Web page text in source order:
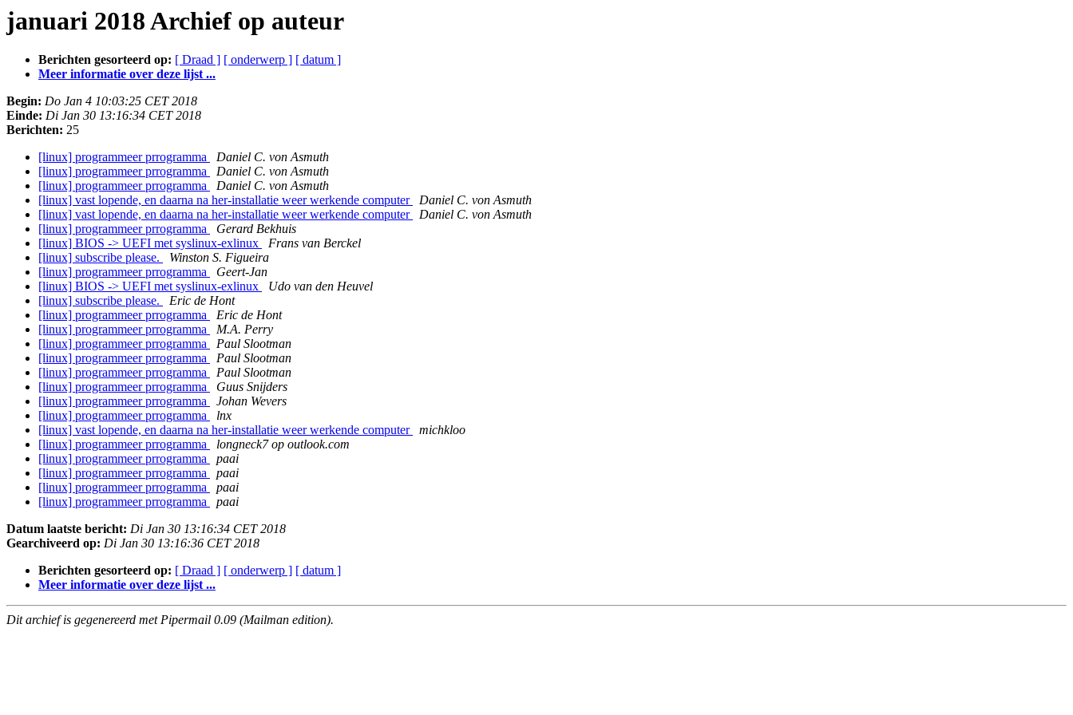
januari 2018 Archief op auteur
Berichten gesorteerd op: [ Draad ] [ onderwerp ] [ datum ]
Meer informatie over deze lijst ...
Begin: Do Jan 4 10:03:25 CET 2018
Einde: Di Jan 30 13:16:34 CET 2018
Berichten: 25
[linux] programmeer prrogramma
Daniel C. von Asmuth
[linux] programmeer prrogramma
Daniel C. von Asmuth
[linux] programmeer prrogramma
Daniel C. von Asmuth
[linux] vast lopende, en daarna na her-installatie weer werkende computer
Daniel C. von Asmuth
[linux] vast lopende, en daarna na her-installatie weer werkende computer
Daniel C. von Asmuth
[linux] programmeer prrogramma
Gerard Bekhuis
[linux] BIOS -> UEFI met syslinux-exlinux
Frans van Berckel
[linux] subscribe please.
Winston S. Figueira
[linux] programmeer prrogramma
Geert-Jan
[linux] BIOS -> UEFI met syslinux-exlinux
Udo van den Heuvel
[linux] subscribe please.
Eric de Hont
[linux] programmeer prrogramma
Eric de Hont
[linux] programmeer prrogramma
M.A. Perry
[linux] programmeer prrogramma
Paul Slootman
[linux] programmeer prrogramma
Paul Slootman
[linux] programmeer prrogramma
Paul Slootman
[linux] programmeer prrogramma
Guus Snijders
[linux] programmeer prrogramma
Johan Wevers
[linux] programmeer prrogramma
lnx
[linux] vast lopende, en daarna na her-installatie weer werkende computer
michkloo
[linux] programmeer prrogramma
longneck7 op outlook.com
[linux] programmeer prrogramma
paai
[linux] programmeer prrogramma
paai
[linux] programmeer prrogramma
paai
[linux] programmeer prrogramma
paai
Datum laatste bericht: Di Jan 30 13:16:34 CET 2018
Gearchiveerd op: Di Jan 30 13:16:36 CET 2018
Berichten gesorteerd op: [ Draad ] [ onderwerp ] [ datum ]
Meer informatie over deze lijst ...
Dit archief is gegenereerd met Pipermail 0.09 (Mailman edition).